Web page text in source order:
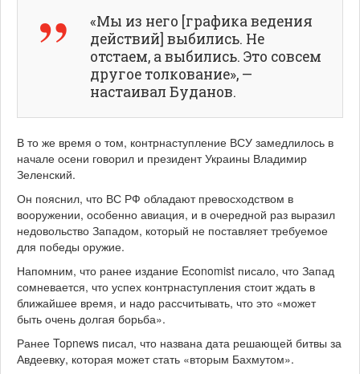
«Мы из него [графика ведения
действий] выбились. Не
отстаем, а выбились. Это совсем
другое толкование», —
настаивал Буданов.
В то же время о том, контрнаступление ВСУ замедлилось в
начале осени говорил и президент Украины Владимир
Зеленский.
Он пояснил, что ВС РФ обладают превосходством в
вооружении, особенно авиация, и в очередной раз выразил
недовольство Западом, который не поставляет требуемое
для победы оружие.
Напомним, что ранее издание Economist писало, что Запад
сомневается, что успех контрнаступления стоит ждать в
ближайшее время, и надо рассчитывать, что это «может
быть очень долгая борьба».
Ранее Topnews писал, что названа дата решающей битвы за
Авдеевку, которая может стать «вторым Бахмутом».